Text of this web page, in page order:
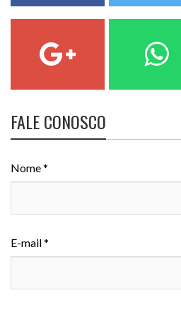
FALE CONOSCO
Nome *
E-mail *